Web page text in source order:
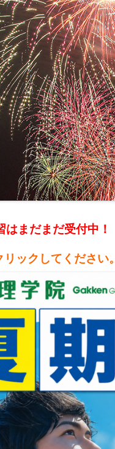
はまだまだ受付中！
リックしてください。